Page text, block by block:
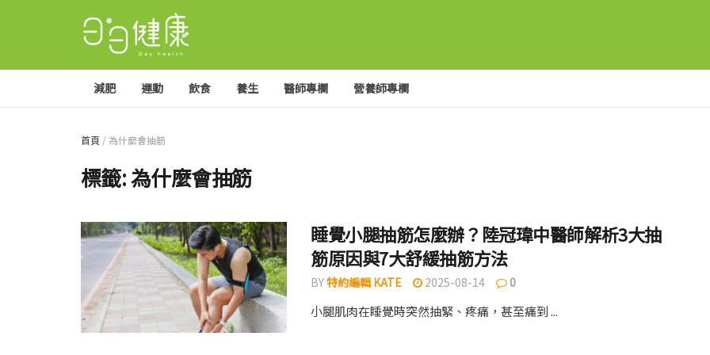
減肥 運動 飲食 養生 醫師專欄 營養師專欄
首頁 /為什麼會抽筋
標籤:為什麼會抽筋
睡覺小腿抽筋怎麼辦？陸冠瑋中醫師解析3大抽
筋原因與7大舒緩抽筋方法
BY特約編輯 KATE 2025-08-14 0
小腿肌肉在睡覺時突然抽緊、疼痛，甚至痛到 ...